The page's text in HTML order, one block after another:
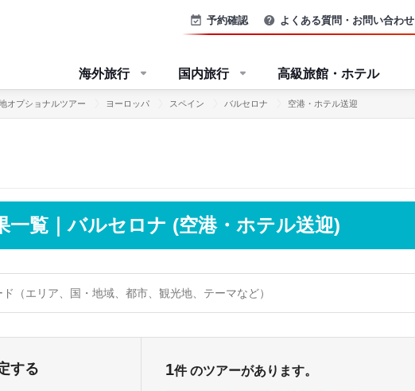
予約確認 よくある質問・お問い合わせ
海外旅行 国内旅行 高級旅館・ホテル
オプショナルツアー ヨーロッパ スペイン バルセロナ 空港・ホテル送迎
一覧｜バルセロナ (空港・ホテル送迎)
する 1件 のツアーがあります。